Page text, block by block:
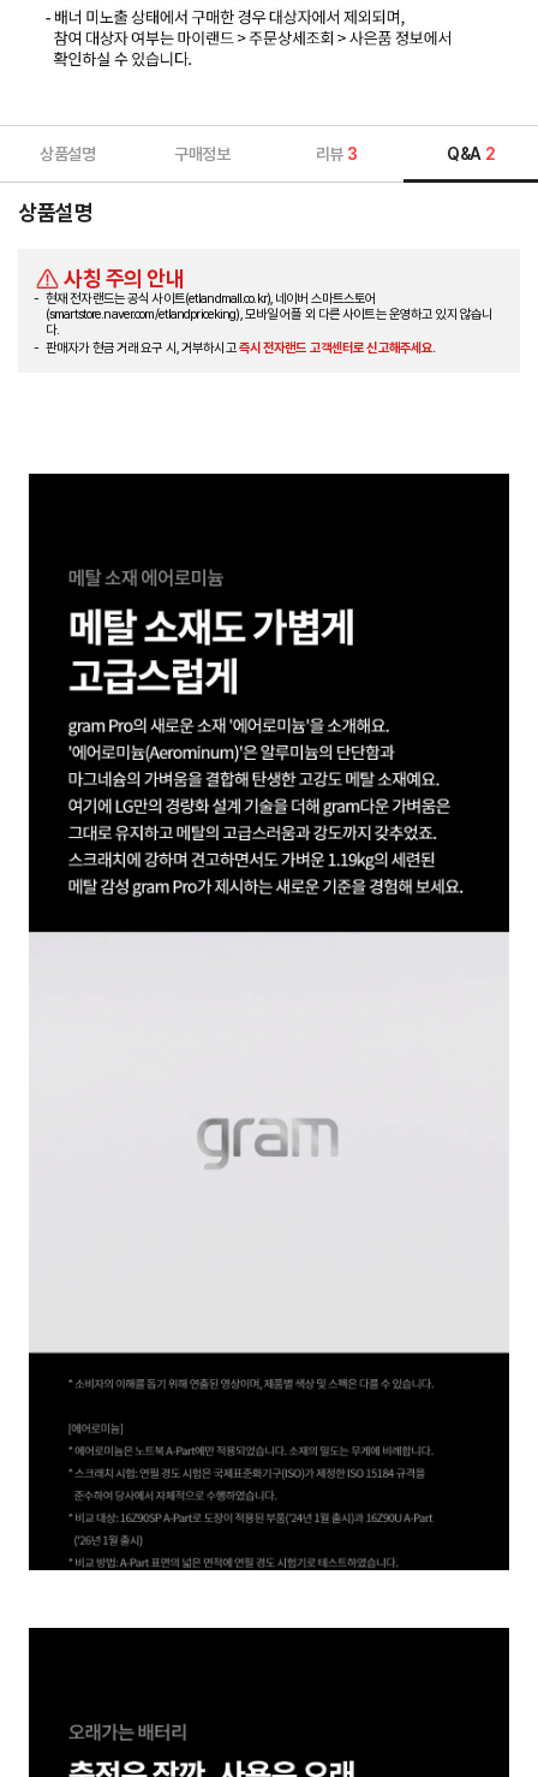
상품설명 구매정보 리뷰 3 Q&A 2
상품설명
사칭 주의 안내
현재 전자랜드는 공식 사이트(etlandmall.co.kr), 네이버 스마트스토어
(smartstore.naver.com/etlandpriceking), 모바일 어플 외 다른 사이트는 운영하고 있지 않습니
다.
판매자가 현금 거래 요구 시, 거부하시고즉시 전자랜드 고객센터로 신고해주세요.